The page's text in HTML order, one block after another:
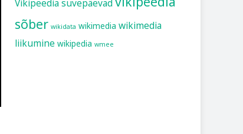
Vikipeedia suvepäevad
sõber wikidata wikimedia wikimedia
liikumine wikipedia wmee